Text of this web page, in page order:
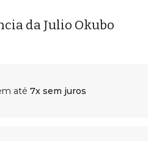
da Julio Okubo
até 7x sem juros